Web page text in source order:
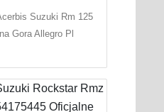
Suzuki Rm 125
Gora Allegro Pl